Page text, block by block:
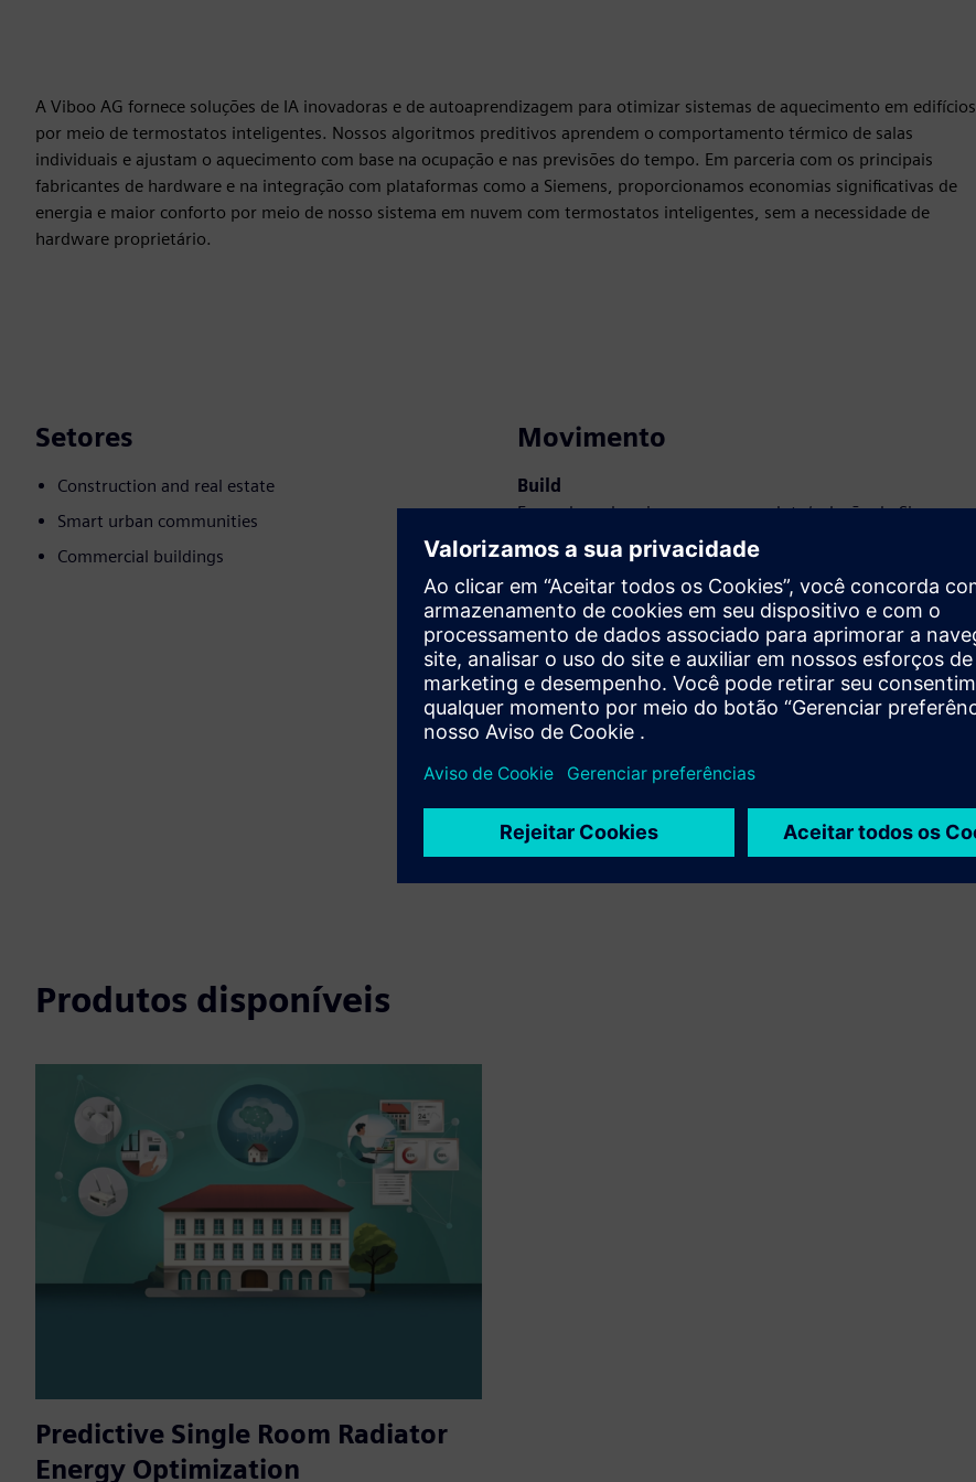
A Viboo AG fornece soluções de IA inovadoras e de autoaprendizagem para otimizar sistemas de aquecimento em edifícios
por meio de termostatos inteligentes. Nossos algoritmos preditivos aprendem o comportamento térmico de salas
individuais e ajustam o aquecimento com base na ocupação e nas previsões do tempo. Em parceria com os principais
fabricantes de hardware e na integração com plataformas como a Siemens, proporcionamos economias significativas de
energia e maior conforto por meio de nosso sistema em nuvem com termostatos inteligentes, sem a necessidade de
hardware proprietário.
Setores
Construction and real estate
Smart urban communities
Commercial buildings
Movimento
Build
Expande ou baseia-se em um produto/solução do Siemens
Xcelerator ao criar um novo produto, ou cria uma nova
solução para o cliente via integração do produto Siemens
Xcelerator com produto próprio
Sell
Revenda ou faça venda conjunta de software e de
hardware habilitado digitalmente baseado no Siemens
Xcelerator
Service
Fornece um serviço para um produto/solução do Siemens
Xcelerator que ajuda o cliente a implementá-lo, integrá-
lo, operá-lo ou mantê-lo
Produtos disponíveis
Predictive Single Room Radiator
Energy Optimization